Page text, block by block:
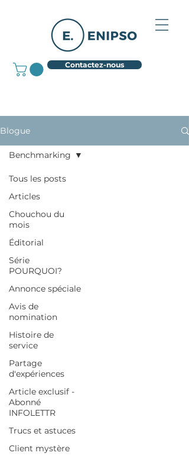
Contactez-nous
Blogue
Tous les posts
Articles
Chouchou du
mois
Éditorial
Série
POURQUOI?
Annonce spéciale
Avis de
nomination
Histoire de
service
Partage
d'expériences
Article exclusif -
Abonné
INFOLETTR
Trucs et astuces
Client mystère
Benchmarking